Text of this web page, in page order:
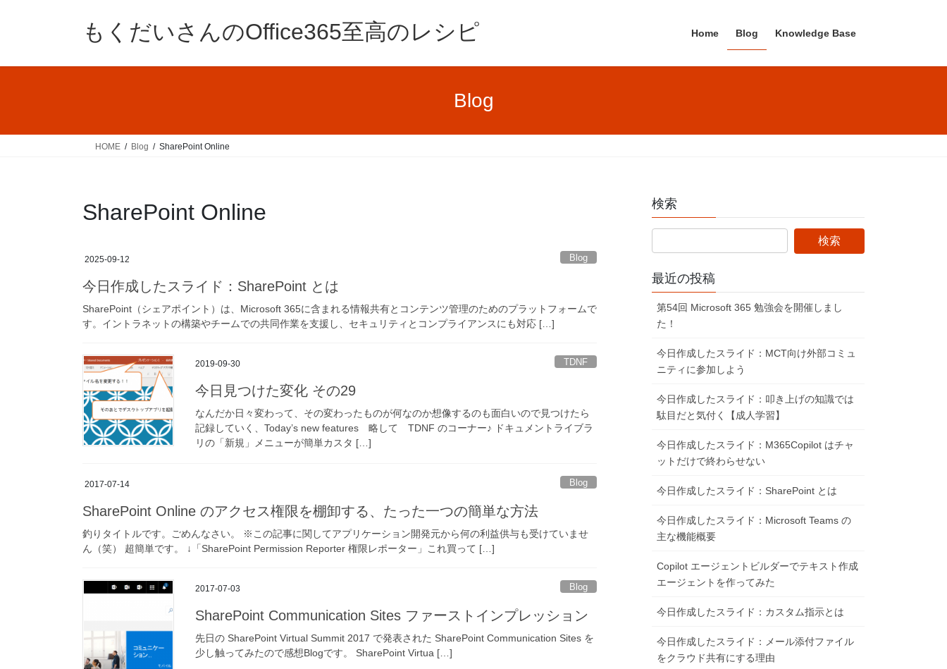
もくだいさんのOffice365至高のレシピ Home Blog Knowledge Base
Blog
HOME Blog SharePoint Online
SharePoint Online
2025-09-12 Blog
今日作成したスライド：SharePoint とは
SharePoint（シェアポイント）は、Microsoft 365に含まれる情報共有とコンテンツ管理のためのプラットフォームで
す。イントラネットの構築やチームでの共同作業を支援し、セキュリティとコンプライアンスにも対応 […]
2019-09-30 TDNF
今日見つけた変化 その29
なんだか日々変わって、その変わったものが何なのか想像するのも面白いので見つけたら
記録していく、Today’s new features 略して TDNF のコーナー♪ ドキュメントライブラ
リの「新規」メニューが簡単カスタ […]
2017-07-14 Blog
SharePoint Online のアクセス権限を棚卸する、たった一つの簡単な方法
釣りタイトルです。ごめんなさい。 ※この記事に関してアプリケーション開発元から何の利益供与も受けていませ
ん（笑） 超簡単です。 ↓「SharePoint Permission Reporter 権限レポーター」これ買って […]
2017-07-03 Blog
SharePoint Communication Sites ファーストインプレッション
先日の SharePoint Virtual Summit 2017 で発表された SharePoint Communication Sites を
少し触ってみたので感想Blogです。 SharePoint Virtua […]
検索
最近の投稿
第54回 Microsoft 365 勉強会を開催しまし
た！
今日作成したスライド：MCT向け外部コミュ
ニティに参加しよう
今日作成したスライド：叩き上げの知識では
駄目だと気付く【成人学習】
今日作成したスライド：M365Copilot はチャ
ットだけで終わらせない
今日作成したスライド：SharePoint とは
今日作成したスライド：Microsoft Teams の
主な機能概要
Copilot エージェントビルダーでテキスト作成
エージェントを作ってみた
今日作成したスライド：カスタム指示とは
今日作成したスライド：メール添付ファイル
をクラウド共有にする理由